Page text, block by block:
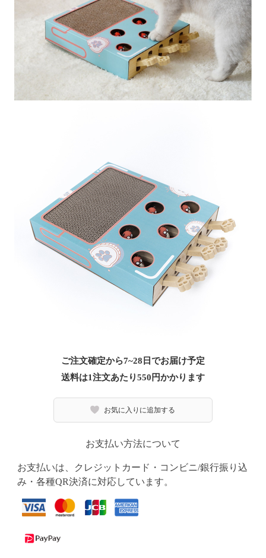
ご注文確定から7~28日でお届け予定
送料は1注文あたり550 円かかります
お気に入りに追加する
お支払い方法について
お支払いは、クレジットカード・コンビニ/銀行振り込
み・各種QR決済に対応しています。